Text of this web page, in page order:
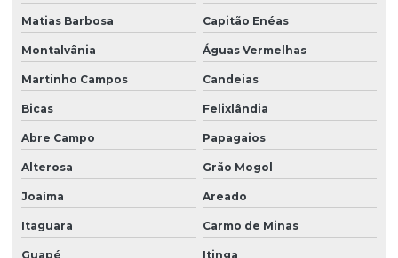
Matias Barbosa Capitão Enéas
Montalvânia Águas Vermelhas
Martinho Campos Candeias
Bicas Felixlândia
Abre Campo Papagaios
Alterosa Grão Mogol
Joaíma Areado
Itaguara Carmo de Minas
Guapé Itinga